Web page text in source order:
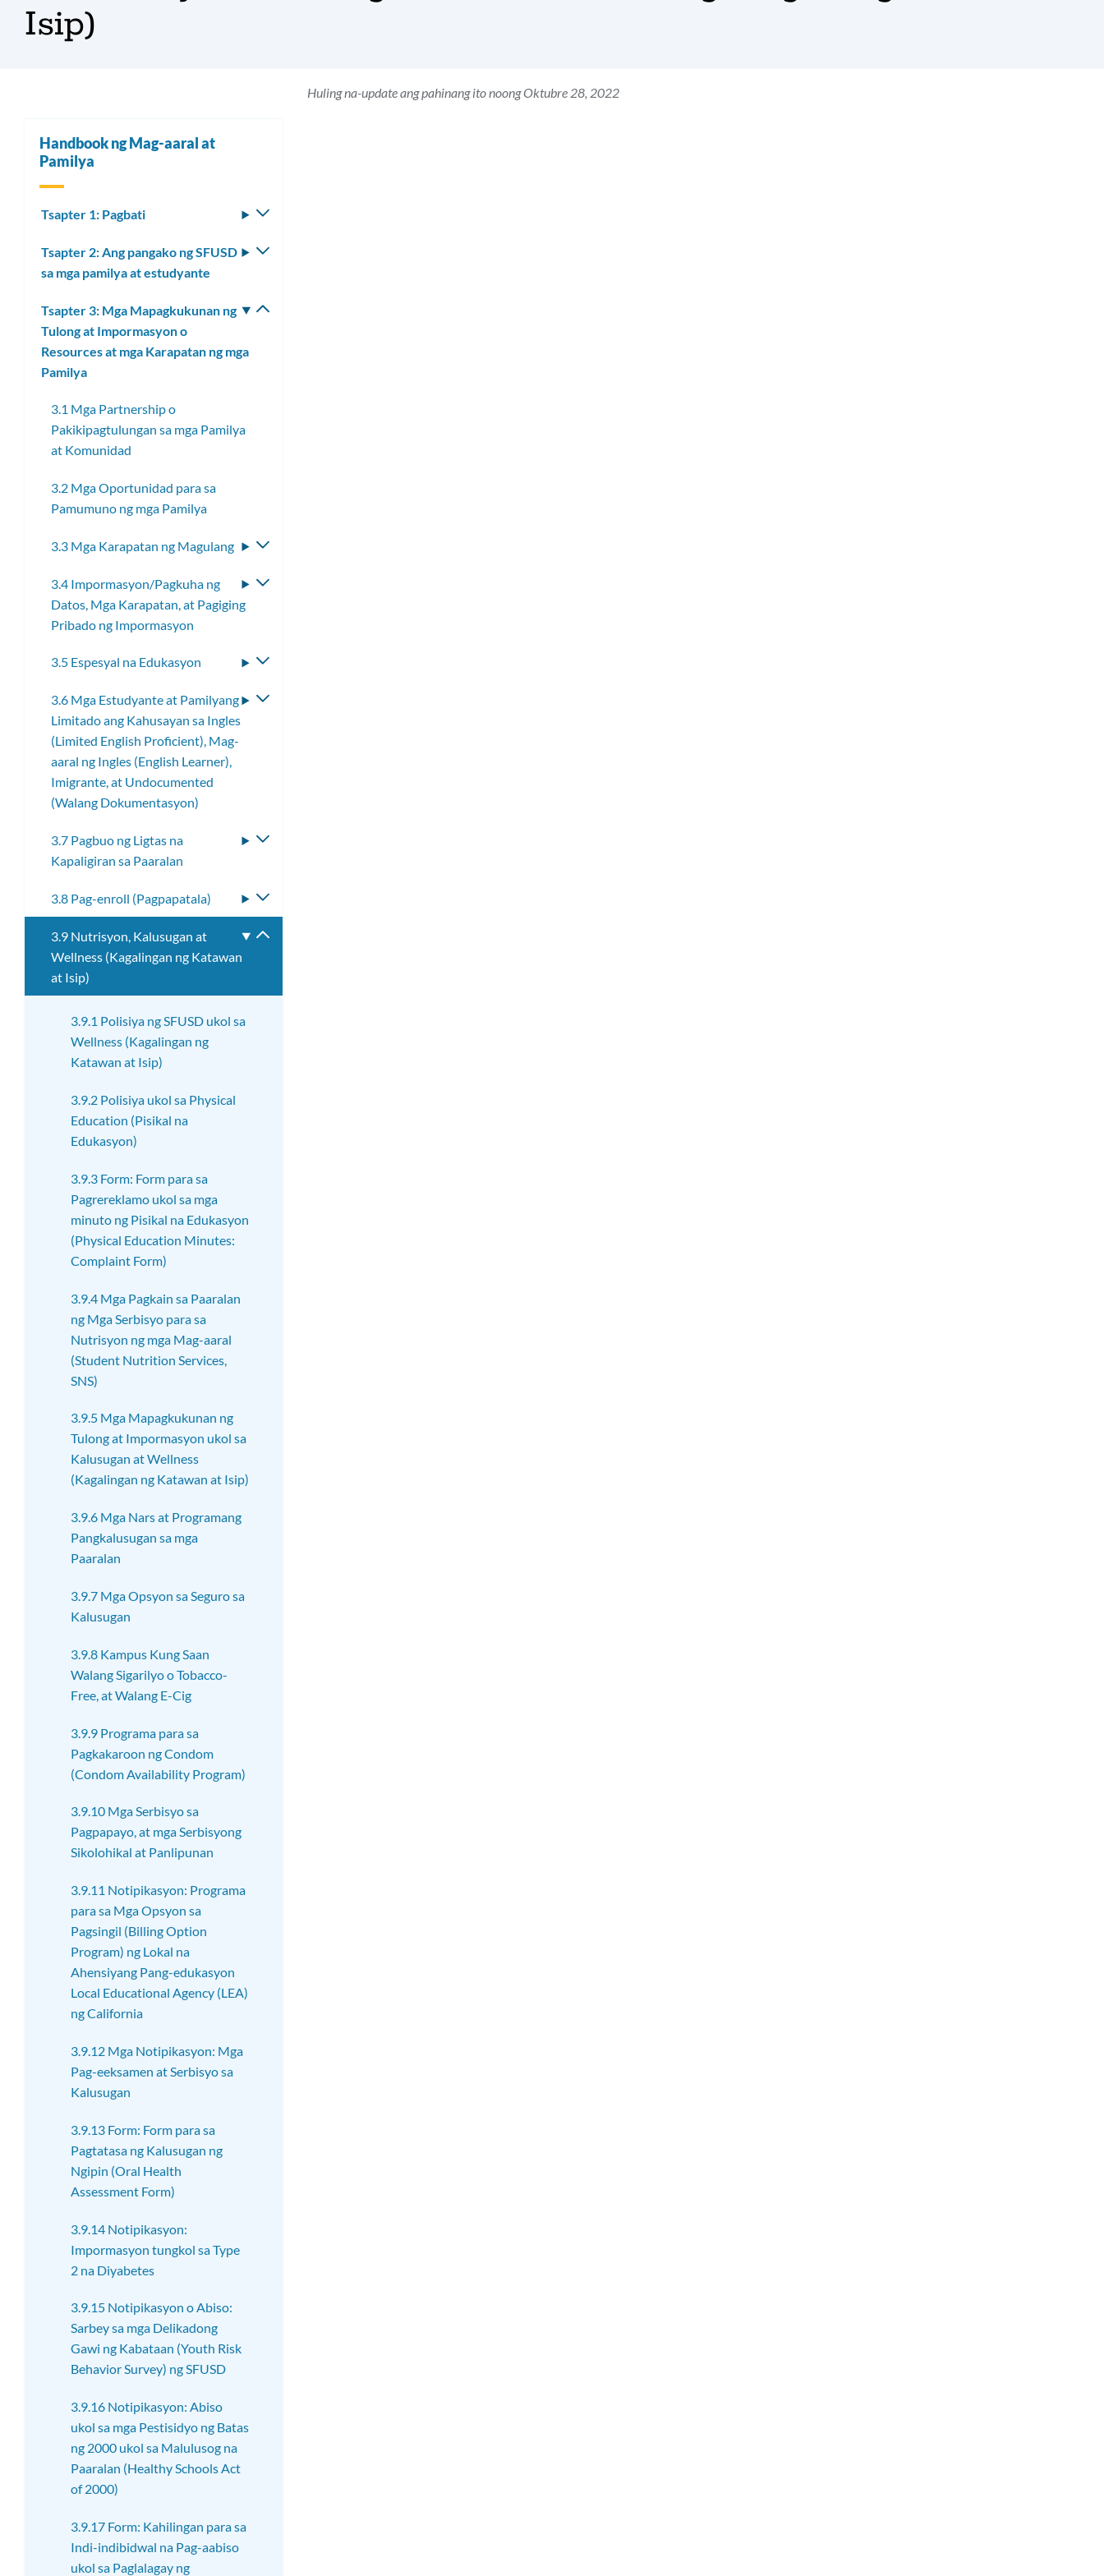
Isip)
Huling na-update ang pahinang ito noong Oktubre 28, 2022
Handbook ng Mag-aaral at
Pamilya
Tsapter 1: Pagbati
I-
Tsapter 2: Ang pangako ng SFUSD
sa mga pamilya at estudyante
I-
submenu
Tsapter 3: Mga Mapagkukunan ng
Tulong at Impormasyon o
Resources at mga Karapatan ng mga
Pamilya
I-
3.1 Mga Partnership o
Pakikipagtulungan sa mga Pamilya
at Komunidad
3.2 Mga Oportunidad para sa
Pamumuno ng mga Pamilya
3.3 Mga Karapatan ng Magulang
I-
3.4 Impormasyon/Pagkuha ng
Datos, Mga Karapatan, at Pagiging
Pribado ng Impormasyon
I-
3.5 Espesyal na Edukasyon
I-
3.6 Mga Estudyante at Pamilyang
Limitado ang Kahusayan sa Ingles
(Limited English Proficient), Mag-
aaral ng Ingles (English Learner),
Imigrante, at Undocumented
(Walang Dokumentasyon)
I-
3.7 Pagbuo ng Ligtas na
Kapaligiran sa Paaralan
I-
3.8 Pag-enroll (Pagpapatala)
I-
toggle
ang
3.9 Nutrisyon, Kalusugan at
Wellness (Kagalingan ng Katawan
at Isip)
I-
submenu
3.9.1 Polisiya ng SFUSD ukol sa
Wellness (Kagalingan ng
Katawan at Isip)
3.9.2 Polisiya ukol sa Physical
Education (Pisikal na
Edukasyon)
3.9.3 Form: Form para sa
Pagrereklamo ukol sa mga
minuto ng Pisikal na Edukasyon
(Physical Education Minutes:
Complaint Form)
3.9.4 Mga Pagkain sa Paaralan
ng Mga Serbisyo para sa
Nutrisyon ng mga Mag-aaral
(Student Nutrition Services,
SNS)
3.9.5 Mga Mapagkukunan ng
Tulong at Impormasyon ukol sa
Kalusugan at Wellness
(Kagalingan ng Katawan at Isip)
3.9.6 Mga Nars at Programang
Pangkalusugan sa mga
Paaralan
3.9.7 Mga Opsyon sa Seguro sa
Kalusugan
3.9.8 Kampus Kung Saan
Walang Sigarilyo o Tobacco-
Free, at Walang E-Cig
3.9.9 Programa para sa
Pagkakaroon ng Condom
(Condom Availability Program)
3.9.10 Mga Serbisyo sa
Pagpapayo, at mga Serbisyong
Sikolohikal at Panlipunan
3.9.11 Notipikasyon: Programa
para sa Mga Opsyon sa
Pagsingil (Billing Option
Program) ng Lokal na
Ahensiyang Pang-edukasyon
Local Educational Agency (LEA)
ng California
3.9.12 Mga Notipikasyon: Mga
Pag-eeksamen at Serbisyo sa
Kalusugan
3.9.13 Form: Form para sa
Pagtatasa ng Kalusugan ng
Ngipin (Oral Health
Assessment Form)
3.9.14 Notipikasyon:
Impormasyon tungkol sa Type
2 na Diyabetes
3.9.15 Notipikasyon o Abiso:
Sarbey sa mga Delikadong
Gawi ng Kabataan (Youth Risk
Behavior Survey) ng SFUSD
3.9.16 Notipikasyon: Abiso
ukol sa mga Pestisidyo ng Batas
ng 2000 ukol sa Malulusog na
Paaralan (Healthy Schools Act
of 2000)
3.9.17 Form: Kahilingan para sa
Indi-indibidwal na Pag-aabiso
ukol sa Paglalagay ng